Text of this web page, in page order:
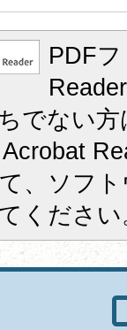
PDF
でない
、ソフ
ください